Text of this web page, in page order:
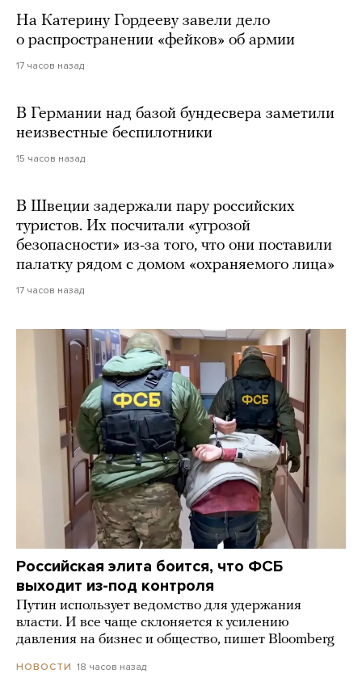
На Катерину Гордееву завели дело
о распространении «фейков» об армии
17 часов назад
В Германии над базой бундесвера заметили
неизвестные беспилотники
15 часов назад
В Швеции задержали пару российских
туристов. Их посчитали «угрозой
безопасности» из-за того, что они поставили
палатку рядом с домом «охраняемого лица»
17 часов назад
Российская элита боится, что ФСБ
выходит из-под контроля
Путин использует ведомство для удержания
власти. И все чаще склоняется к усилению
давления на бизнес и общество, пишет Bloomberg
НОВОСТИ 18 часов назад